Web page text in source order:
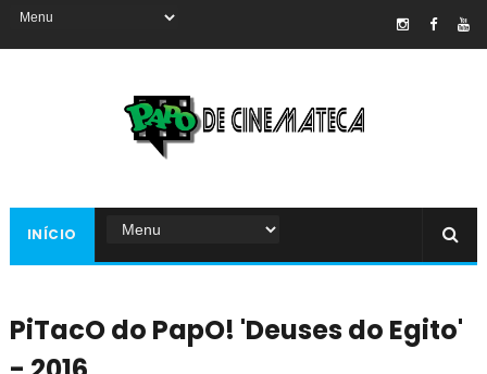
INÍCIO
PiTacO do PapO! 'Deuses do Egito'